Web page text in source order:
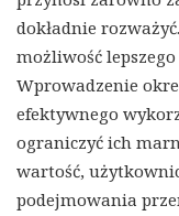
dokładnie
możliwość
Wprowadzenie
efektywnego
ograniczyć ich
wartość,
podejmowania